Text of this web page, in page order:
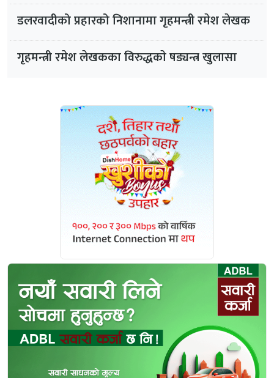
डलरवादीको प्रहारको निशानामा गृहमन्त्री रमेश लेखक
गृहमन्त्री रमेश लेखकका विरुद्धकाे षड्यन्त्र खुलासा